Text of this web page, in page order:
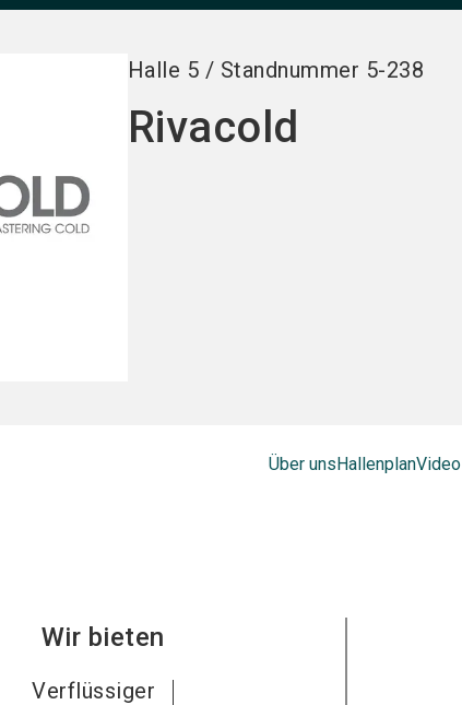
Halle 5 / Standnummer 5-238
Rivacold
Über unsHallenplanVideo
Wir bieten
Verflüssiger